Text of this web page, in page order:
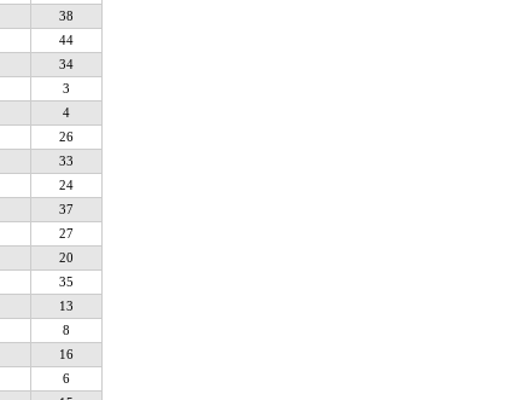
38
44
34
3
4
26
33
24
37
27
20
35
13
8
16
6